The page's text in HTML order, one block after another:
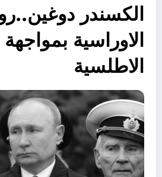
الكسندر
الاوراسية بمواجهة
الاطلسية